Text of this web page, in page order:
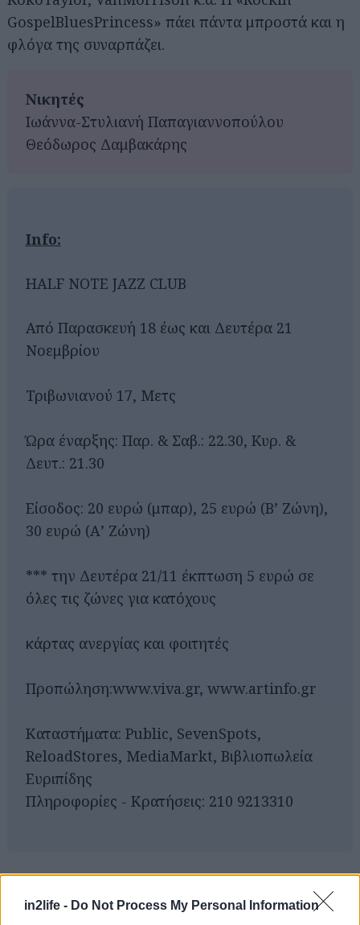
in2life - Do Not Process My Personal Information
GospelBluesPrincess» πάει πάντα μπροστά και η
φλόγα της συναρπάζει.
Νικητές
Ιωάννα-Στυλιανή Παπαγιαννοπούλου
Θεόδωρος Δαμβακάρης
Info:
HALF NOTE JAZZ CLUB
Από Παρασκευή 18 έως και Δευτέρα 21
Νοεμβρίου
Τριβωνιανού 17, Μετς
Ώρα έναρξης: Παρ. & Σαβ.: 22.30, Κυρ. &
Δευτ.: 21.30
Είσοδος: 20 ευρώ (μπαρ), 25 ευρώ (Β’ Ζώνη),
30 ευρώ (Α’ Ζώνη)
*** την Δευτέρα 21/11 έκπτωση 5 ευρώ σε
όλες τις ζώνες για κατόχους
κάρτας ανεργίας και φοιτητές
Προπώληση:www.viva.gr, www.artinfo.gr
Καταστήματα: Public, SevenSpots,
ReloadStores, MediaMarkt, Βιβλιοπωλεία
Ευριπίδης
Πληροφορίες - Κρατήσεις: 210 9213310
Αναζήτηση